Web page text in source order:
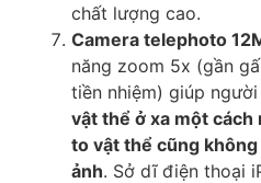
chất lượng cao.
Camera telephoto
năng zoom 5x (gần
tiền nhiệm) giúp
vật thể ở xa một
to vật thể cũng
ảnh. Sở dĩ điện thoại